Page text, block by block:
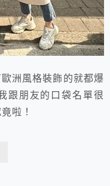
洲風格裝飾的就都爆
跟朋友的口袋名單很
啦！